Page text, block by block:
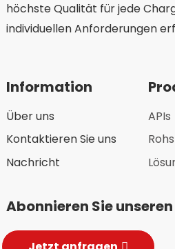
höchste Qualität für jede
individuellen Anforderungen
Information
Über uns
Kontaktieren Sie uns
Nachricht
APIs
Abonnieren Sie